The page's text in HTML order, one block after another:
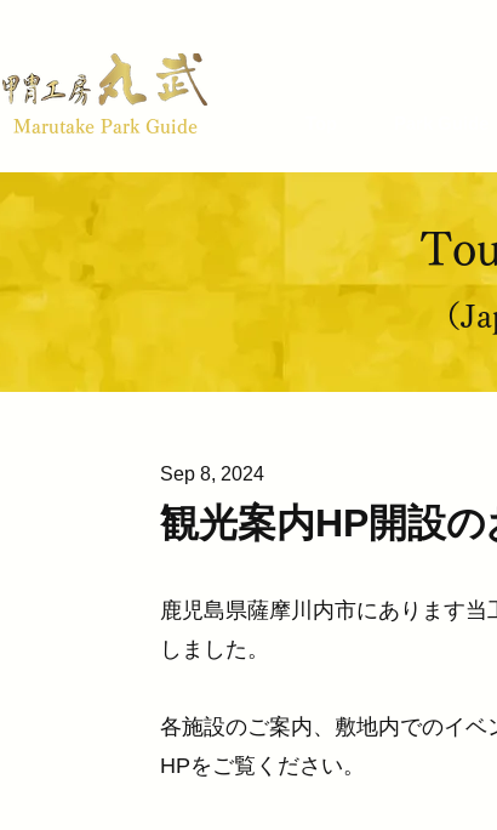
Marutake Park Guide
（
Sep 8, 2024
観光案内HP開設
鹿児島県薩摩川内市にあります
しました。
各施設のご案内、敷地内でのイ
HPをご覧ください。